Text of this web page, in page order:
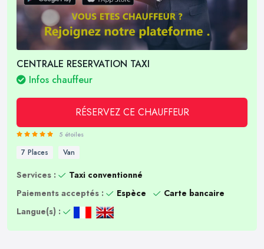
CENTRALE RESERVATION TAXI
Infos chauffeur
RÉSERVEZ CE CHAUFFEUR
5 étoiles
7 Places Van
Services :
Taxi conventionné
Paiements acceptés :
Espèce
Carte bancaire
Langue(s) :